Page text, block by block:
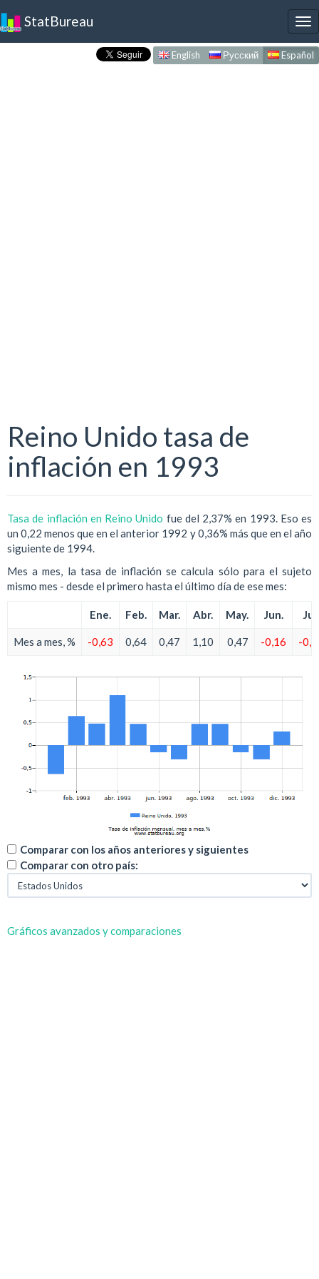
StatBureau
English Русский Español
Reino Unido tasa de
inflación en 1993
Tasa de inflación en Reino Unido fue del 2,37% en 1993. Eso es
un 0,22 menos que en el anterior 1992 y 0,36% más que en el año
siguiente de 1994.
Mes a mes, la tasa de inflación se calcula sólo para el sujeto
mismo mes - desde el primero hasta el último día de ese mes:
Ene. Feb. Mar. Abr. May. Jun. Jul.
Mes a mes, % -0,63 0,64 0,47 1,10 0,47 -0,16 -
Comparar con los años anteriores y siguientes
Comparar con otro país:
Gráficos avanzados y comparaciones